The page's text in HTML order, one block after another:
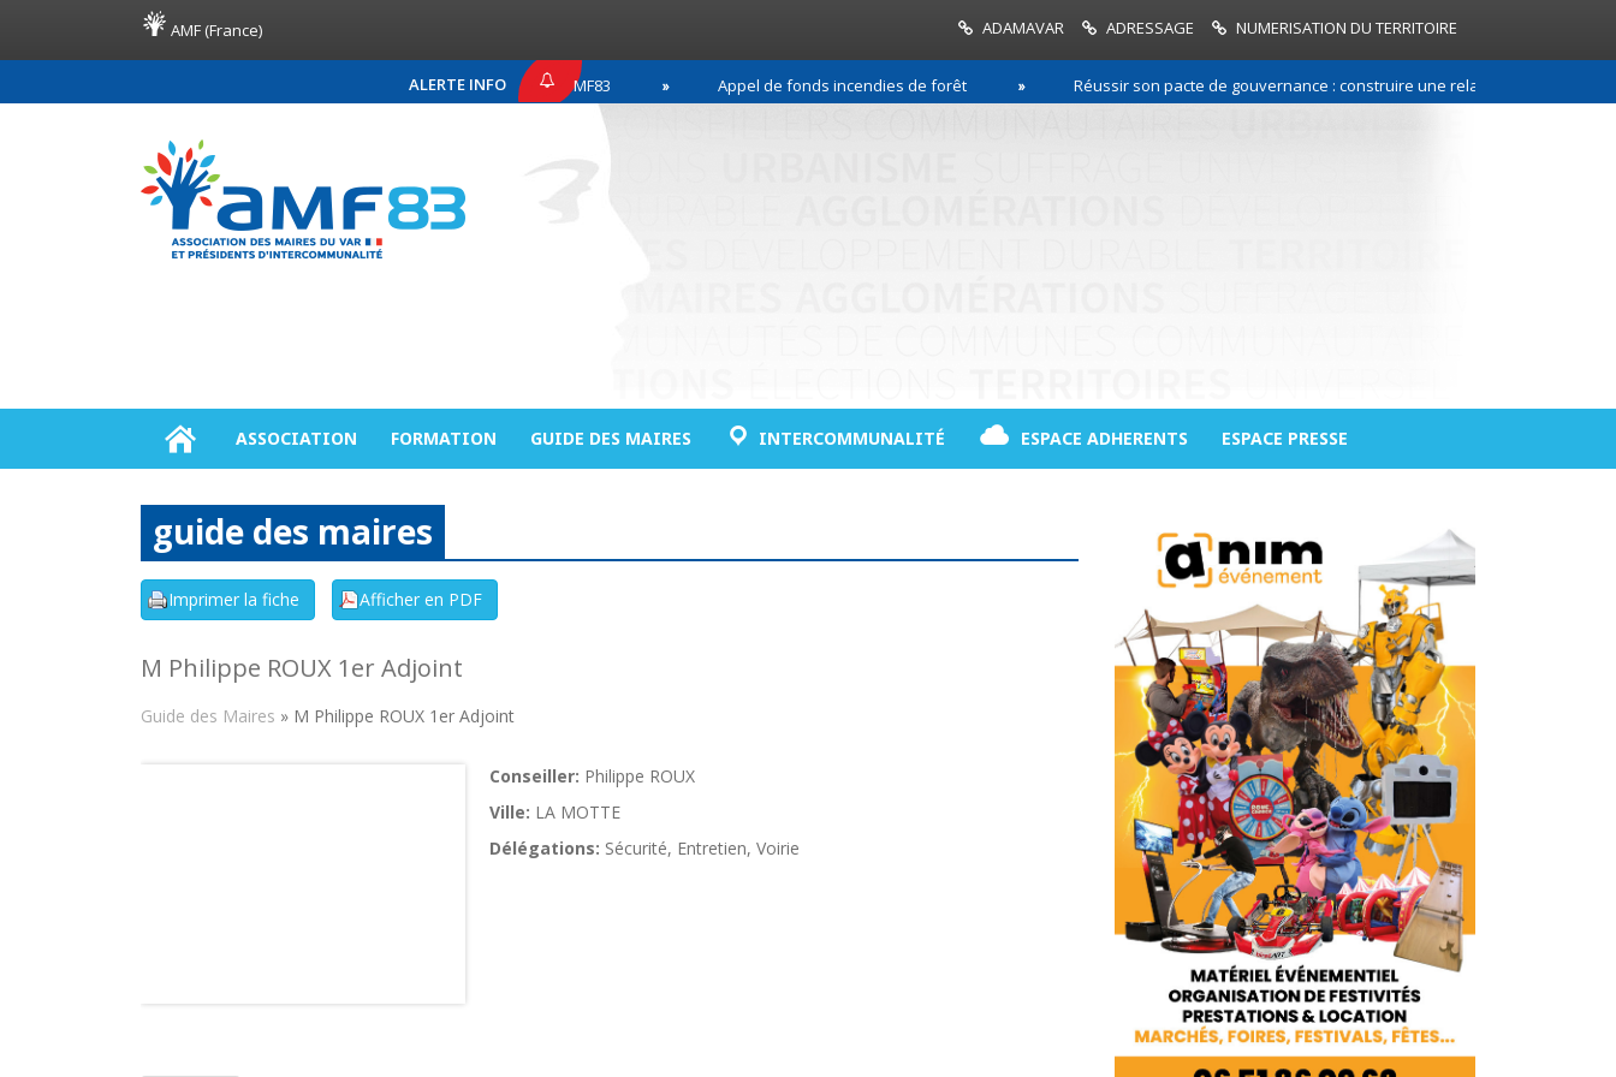
AMF (France) ADAMAVAR ADRESSAGE NUMERISATION DU TERRITOIRE
ALERTE INFO
COMMUNIQUÉ DE PRESSE AMF83 Appel de fonds incendies de forêt Réussir son pacte de gouvernance : construire une relation de confiance entre
ASSOCIATION FORMATION GUIDE DES MAIRES INTERCOMMUNALITÉ ESPACE ADHERENTS ESPACE PRESSE
guide des maires
M Philippe ROUX 1er Adjoint
Guide des Maires » M Philippe ROUX 1er Adjoint
Conseiller: Philippe ROUX
Ville: LA MOTTE
Délégations: Sécurité, Entretien, Voirie